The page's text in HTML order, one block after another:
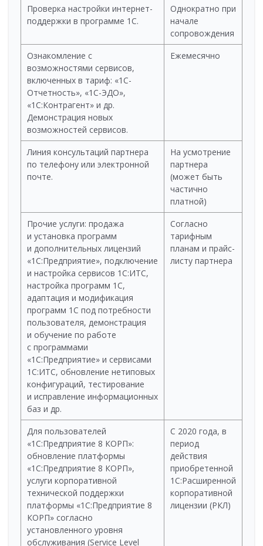
Проверка настройки интернет-
поддержки в программе 1С.
Однократно при
начале
сопровождения
Ознакомление с
возможностями сервисов,
включенных в тариф: «1С-
Отчетность», «1С-ЭДО»,
«1С:Контрагент» и др.
Демонстрация новых
возможностей сервисов.
Ежемесячно
Линия консультаций партнера
по телефону или электронной
почте.
На усмотрение
партнера
(может быть
частично
платной)
Прочие услуги: продажа
и установка программ
и дополнительных лицензий
«1С:Предприятие», подключение
и настройка сервисов 1С:ИТС,
настройка программ 1С,
адаптация и модификация
программ 1С под потребности
пользователя, демонстрация
и обучение по работе
с программами
«1С:Предприятие» и сервисами
1С:ИТС, обновление нетиповых
конфигураций, тестирование
и исправление информационных
баз и др.
Согласно
тарифным
планам и прайс-
листу партнера
Для пользователей
«1С:Предприятие 8 КОРП»:
обновление платформы
«1С:Предприятие 8 КОРП»,
услуги корпоративной
технической поддержки
платформы «1С:Предприятие 8
КОРП» согласно
установленного уровня
обслуживания (Service Level
C 2020 года, в
период
действия
приобретенной
1С:Расширенной
корпоративной
лицензии (РКЛ)